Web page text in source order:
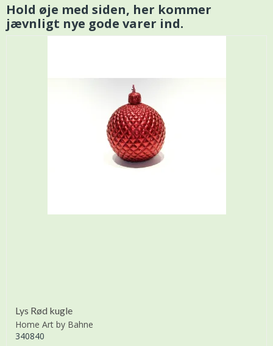
Hold øje med siden, her kommer
jævnligt nye gode varer ind.
Lys Rød kugle
Home Art by Bahne
340840